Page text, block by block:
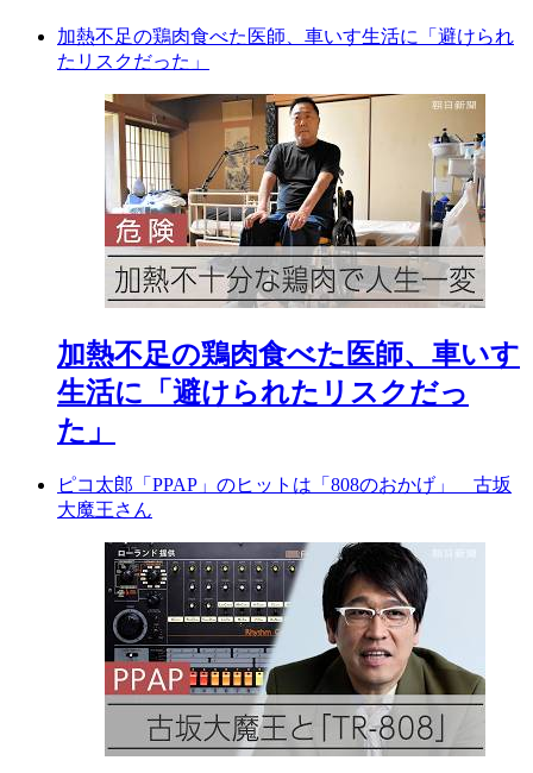
加熱不足の鶏肉食べた医師、車いす生活に「避けられ
たリスクだった」
加熱不足の鶏肉食べた医師、車いす
生活に「避けられたリスクだっ
た」
ピコ太郎「PPAP」のヒットは「808のおかげ」 古坂
大魔王さん